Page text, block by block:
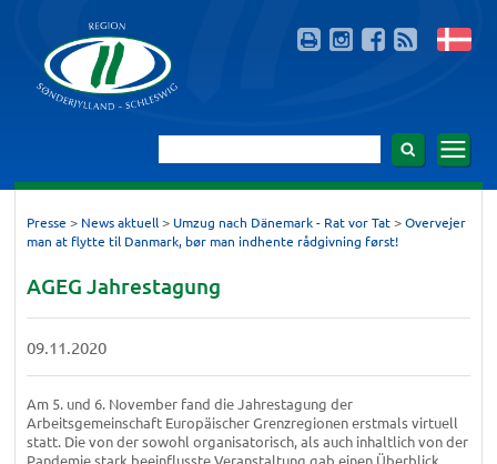
Presse > News aktuell > Umzug nach Dänemark - Rat vor Tat > Overvejer
man at flytte til Danmark, bør man indhente rådgivning først!
AGEG Jahrestagung
09.11.2020
Am 5. und 6. November fand die Jahrestagung der
Arbeitsgemeinschaft Europäischer Grenzregionen erstmals virtuell
statt. Die von der sowohl organisatorisch, als auch inhaltlich von der
Pandemie stark beeinflusste Veranstaltung gab einen Überblick